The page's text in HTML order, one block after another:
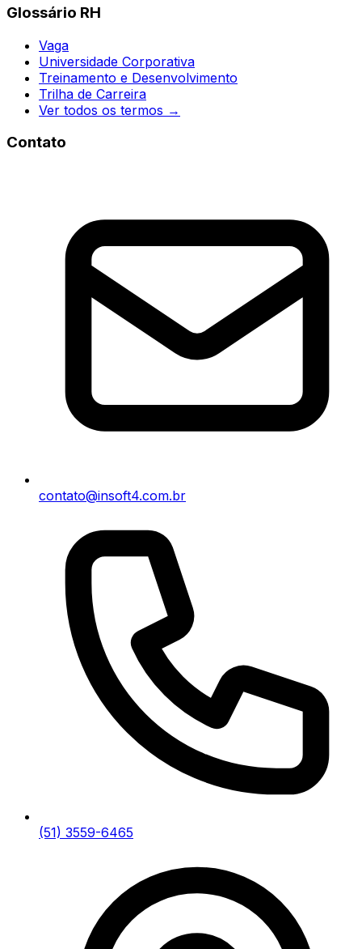
Glossário RH
Vaga
Universidade Corporativa
Treinamento e Desenvolvimento
Trilha de Carreira
Ver todos os termos →
Contato
contato@insoft4.com.br
(51) 3559-6465